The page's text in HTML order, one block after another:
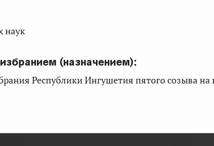
наук
(назначением):
Республики Ингушетия пятого созыва на